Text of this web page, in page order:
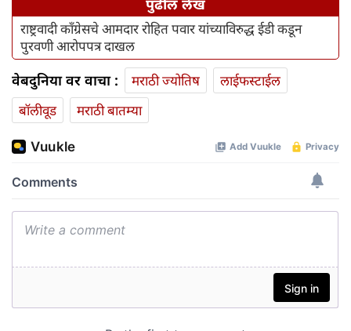
पुढील लेख
राष्ट्रवादी काँग्रेसचे आमदार रोहित पवार यांच्याविरुद्ध ईडी कडून
पुरवणी आरोपपत्र दाखल
वेबदुनिया वर वाचा : मराठी ज्योतिष
लाईफस्टाईल
बॉलीवूड
मराठी बातम्या